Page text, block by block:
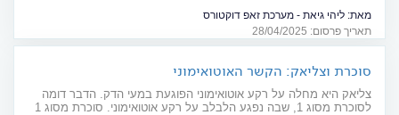
מאת: ליהי גיאת - מערכת זאפ דוקטורס
תאריך פרסום: 28/04/2025
סוכרת וצליאק: הקשר האוטואימוני
צליאק היא מחלה על רקע אוטואימוני הפוגעת במעי הדק. הדבר דומה
לסוכרת מסוג 1, שבה נפגע הלבלב על רקע אוטואימוני. סוכרת מסוג 1